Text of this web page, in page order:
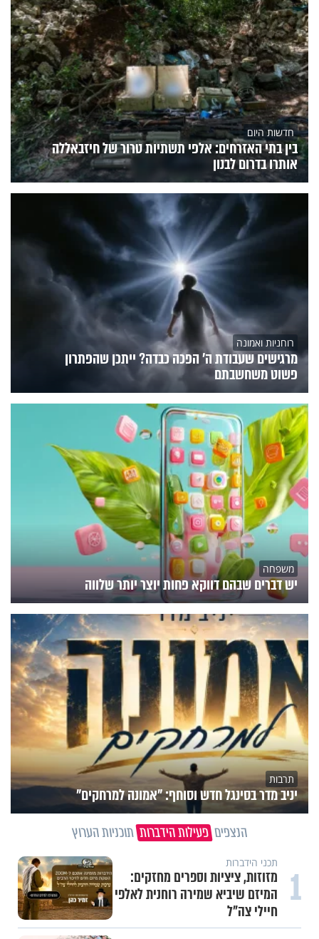
חדשות היום
בין בתי האזרחים: אלפי תשתיות טרור של חיזבאללה
אותרו בדרום לבנון
רוחניות ואמונה
מרגישים שעבודת ה' הפכה כבדה? ייתכן שהפתרון
פשוט משחשבתם
משפחה
יש דברים שבהם דווקא פחות יוצר יותר שלווה
תרבות
יניב מדר בסינגל חדש וסוחף: "אמונה למרחקים"
הנצפים פעילות הידברות תוכניות הערוץ
1 תכני הידברות
מזוזות, ציציות וספרים מחזקים:
המיזם שיביא שמירה רוחנית לאלפי
חיילי צה"ל